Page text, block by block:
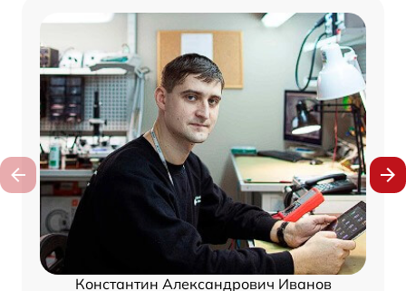
Константин Александрович Иванов